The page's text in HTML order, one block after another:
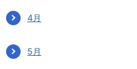
4月
5月